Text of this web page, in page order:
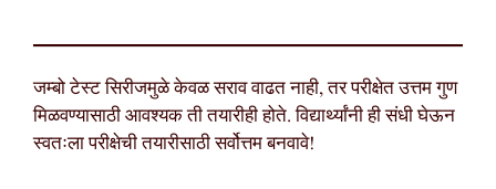
जम्बो टेस्ट सिरीजमुळे केवळ सराव वाढत नाही, तर परीक्षेत उत्तम गुण
मिळवण्यासाठी आवश्यक ती तयारीही होते. विद्यार्थ्यांनी ही संधी घेऊन
स्वतःला परीक्षेची तयारीसाठी सर्वोत्तम बनवावे!